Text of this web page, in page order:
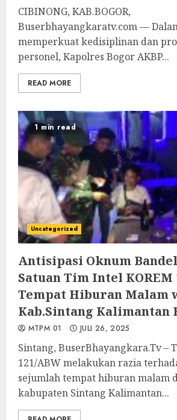
CIBINONG, KAB.BOGOR,
Buserbhayangkaratv.com —
memperkuat kedisiplinan dan
personel, Kapolres Bogor AKBP...
READ MORE
1 min read
Uncategorized
Antisipasi Oknum
Satuan Tim Intel KOREM
Tempat Hiburan Malam
Kab.Sintang Kalimantan
MTPM 01 JULI 26, 2025
Sintang, BuserBhayangkara.Tv –
121/ABW melakukan razia
sejumlah tempat hiburan malam
kabupaten Sintang Kalimantan...